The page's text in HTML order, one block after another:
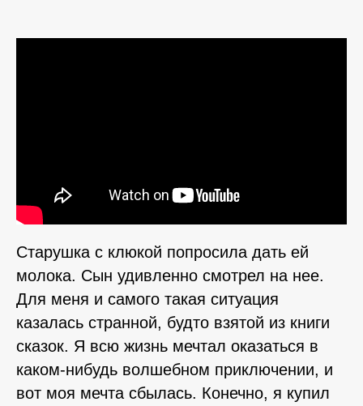
Старушка с клюкой попросила дать ей
молока. Сын удивленно смотрел на нее.
Для меня и самого такая ситуация
казалась странной, будто взятой из книги
сказок. Я всю жизнь мечтал оказаться в
каком-нибудь волшебном приключении, и
вот моя мечта сбылась. Конечно, я купил